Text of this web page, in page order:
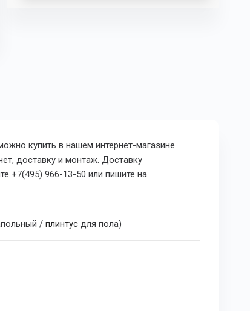
купить в нашем интернет-магазине
доставку и монтаж. Доставку
+7(495) 966-13-50 или пишите на
/плинтус для пола)